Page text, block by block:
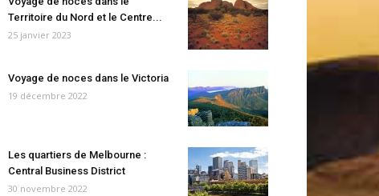
Territoire du Nord et le Centre...
25 janvier 2023
Voyage de noces dans le Victoria
19 décembre 2022
Les quartiers de Melbourne :
Central Business District
30 novembre 2022